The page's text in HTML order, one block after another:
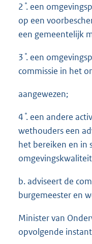
2 ̊. een
op een
een gemeentelijk
3 ̊. een
commissie in het
aangewezen;
4 ̊. een andere
wethouders een
het bereiken en in
b. adviseert de
burgemeester en
Minister van
opvolgende